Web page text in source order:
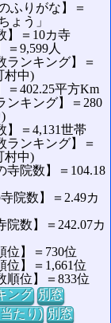
ふりがな】＝
ょう」
】＝10カ寺
＝9,599人
ランキング】＝
村中)
＝402.25平方Km
ンキング】＝280
】＝4,131世帯
ランキング】＝
村中)
寺院数】＝104.18
院数】＝2.49カ
院数】＝242.07カ
位】＝730位
位】＝1,661位
順位】＝833位
ング 別窓
たり) 別窓